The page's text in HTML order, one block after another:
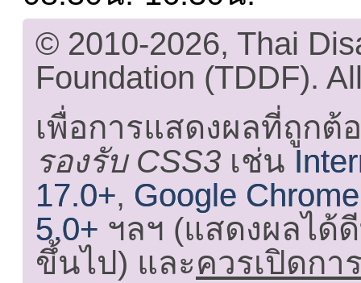
© 2010-2026, Thai
Foundation (TDDF).
เพื่อการแสดงผลที่ถูกต้
รองรับ CSS3 เช่น
17.0+, Google
5.0+ ฯลฯ (แสดงผลได้
ขึ้นไป) และควรเปิดกา